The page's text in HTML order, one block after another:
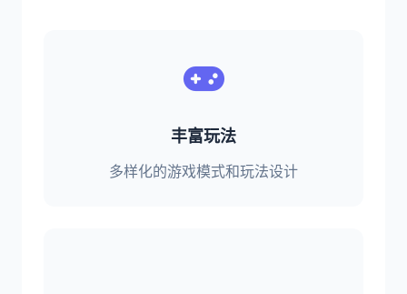
丰富玩法
多样化的游戏模式和玩法设计